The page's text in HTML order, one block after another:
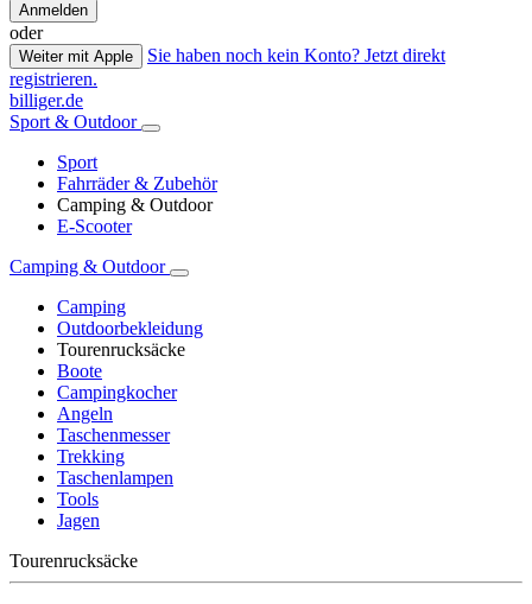
Anmelden
oder
Weiter mit Apple
Sie haben noch kein Konto? Jetzt direkt
registrieren.
billiger.de
Sport & Outdoor
Sport
Fahrräder & Zubehör
Camping & Outdoor
E-Scooter
Camping & Outdoor
Camping
Outdoorbekleidung
Tourenrucksäcke
Boote
Campingkocher
Angeln
Taschenmesser
Trekking
Taschenlampen
Tools
Jagen
Tourenrucksäcke